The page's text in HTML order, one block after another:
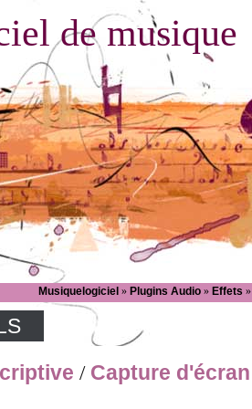
de musique
Musiquelogiciel » Plugins Audio » Effets »
/ Capture d'écran